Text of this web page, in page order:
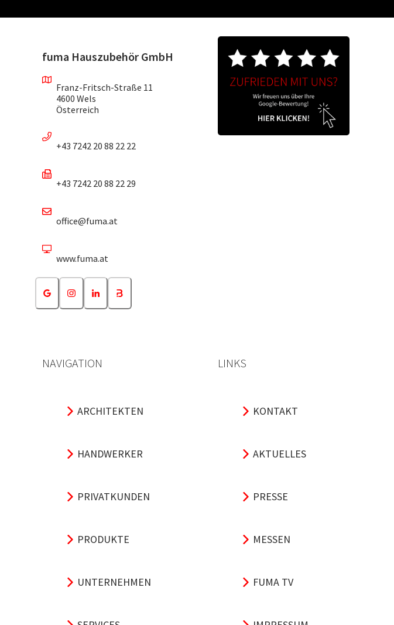
fuma Hauszubehör GmbH
Franz-Fritsch-Straße 11
4600 Wels
Österreich
+43 7242 20 88 22 22
+43 7242 20 88 22 29
office@fuma.at
www.fuma.at
NAVIGATION
ARCHITEKTEN
HANDWERKER
PRIVATKUNDEN
PRODUKTE
UNTERNEHMEN
LINKS
KONTAKT
AKTUELLES
PRESSE
MESSEN
FUMA TV